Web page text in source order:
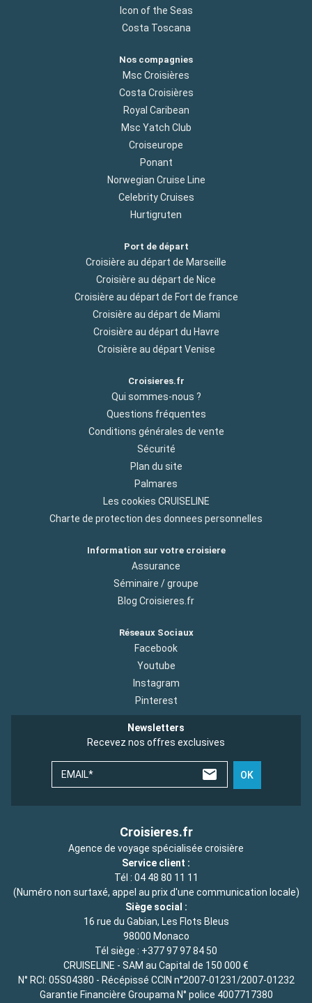
Icon of the Seas
Costa Toscana
Nos compagnies
Msc Croisières
Costa Croisières
Royal Caribean
Msc Yatch Club
Croiseurope
Ponant
Norwegian Cruise Line
Celebrity Cruises
Hurtigruten
Port de départ
Croisière au départ de Marseille
Croisière au départ de Nice
Croisière au départ de Fort de france
Croisière au départ de Miami
Croisière au départ du Havre
Croisière au départ Venise
Croisieres.fr
Qui sommes-nous ?
Questions fréquentes
Conditions générales de vente
Sécurité
Plan du site
Palmares
Les cookies CRUISELINE
Charte de protection des donnees personnelles
Information sur votre croisiere
Assurance
Séminaire / groupe
Blog Croisieres.fr
Réseaux Sociaux
Facebook
Youtube
Instagram
Pinterest
Newsletters
Recevez nos offres exclusives
EMAIL* OK
Croisieres.fr
Agence de voyage spécialisée croisière
Service client :
Tél : 04 48 80 11 11
(Numéro non surtaxé, appel au prix d'une communication locale)
Siège social :
16 rue du Gabian, Les Flots Bleus
98000 Monaco
Tél siège : +377 97 97 84 50
CRUISELINE - SAM au Capital de 150 000 €
N° RCI: 05S04380 - Récépissé CCIN n°2007-01231/2007-01232
Garantie Financière Groupama N° police 4007717380